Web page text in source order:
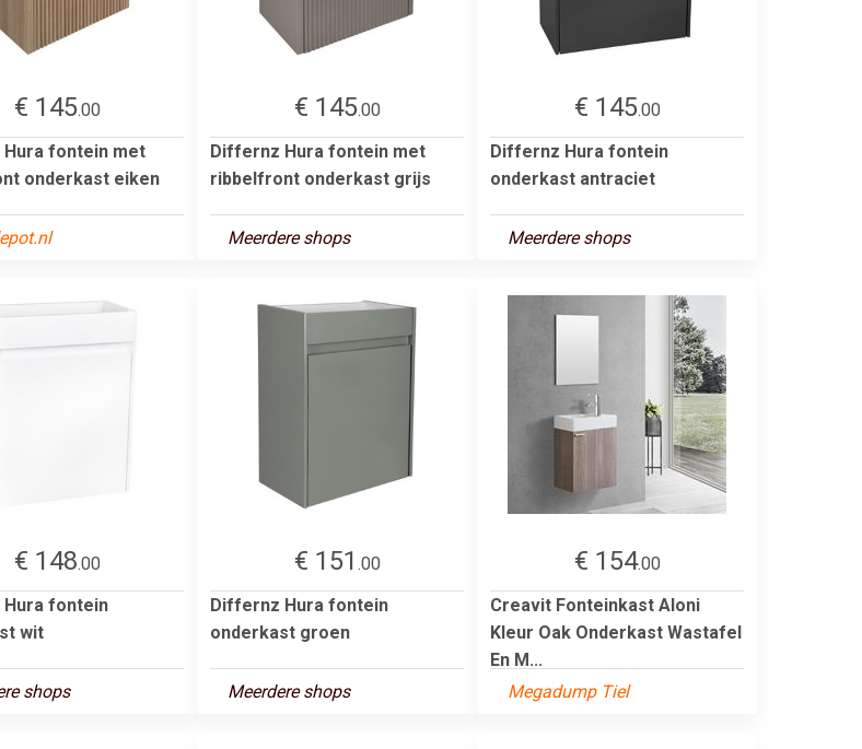
€ 145.00
fontein met
onderkast eiken
€ 145.00
Differnz Hura fontein met
ribbelfront onderkast grijs
Meerdere shops
€ 145.00
Differnz Hura fontein
onderkast antraciet
Meerdere shops
€ 148.00
fontein
wit
shops
€ 151 .00
Differnz Hura fontein
onderkast groen
Meerdere shops
€ 154.00
Creavit Fonteinkast Aloni
Kleur Oak Onderkast Wastafel
En M...
Megadump Tiel